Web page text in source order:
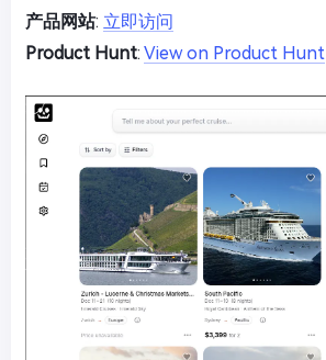
产品网站: 立即访问
Product Hunt: View on Product Hunt